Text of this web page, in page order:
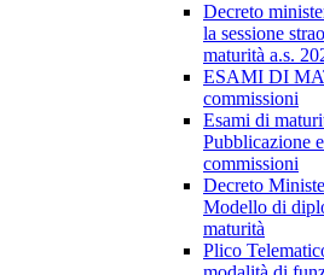
Decreto
la sessione
maturità a.s.
ESAMI DI
commissioni
Esami di
Pubblicazione
commissioni
Decreto
Modello di
maturità
Plico